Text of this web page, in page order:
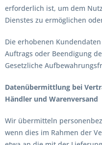
erforderlich ist, um dem
Dienstes zu ermöglichen
Die erhobenen
Auftrags oder Beendigung
Gesetzliche
Datenübermittlung bei
Händler und Warenversand
Wir übermitteln
wenn dies im Rahmen der